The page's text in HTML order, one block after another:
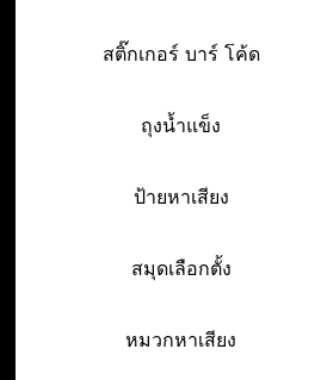
สติ๊กเกอร์ บาร์ โค้ด
ถุงน้ำแข็ง
ป้ายหาเสียง
สมุดเลือกตั้ง
หมวกหาเสียง